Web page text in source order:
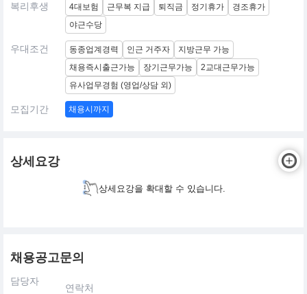
복리후생 4대보험 근무복 지급 퇴직금 정기휴가
경조휴가
야근수당
우대조건 동종업계경력 인근 거주자
지방근무 가능
채용즉시출근가능
장기근무가능
2교대근무가능
유사업무경험 (영업/상담 외)
모집기간 채용시까지
상세요강
상세요강을 확대할 수 있습니다.
채용공고문의
담당자
연락처